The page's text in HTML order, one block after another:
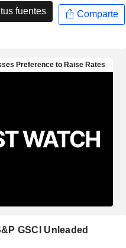
fuentes Comparte
GSCI Unleaded